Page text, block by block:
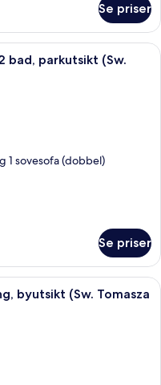
Se priser
– premium, 3 soverom, 2
bad, parkutsikt (Sw.
1 sovesofa (dobbel)
Se priser
– city, 1 soverom,
byutsikt (Sw. Tomasza